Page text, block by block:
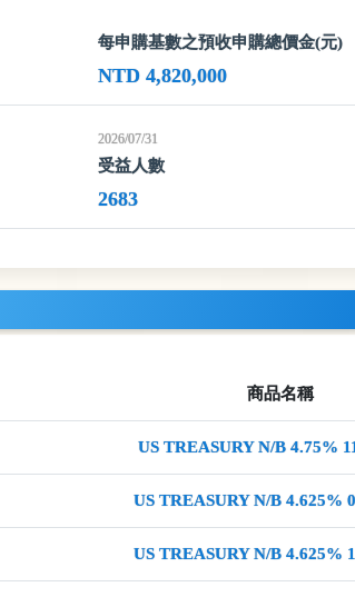
每申購基數之預收申購總價金(元)
NTD 4,820,000
2026/07/31
受益人數
2683
商品名稱
US TREASURY N/B 4.75%
US TREASURY N/B 4.625%
US TREASURY N/B 4.625%